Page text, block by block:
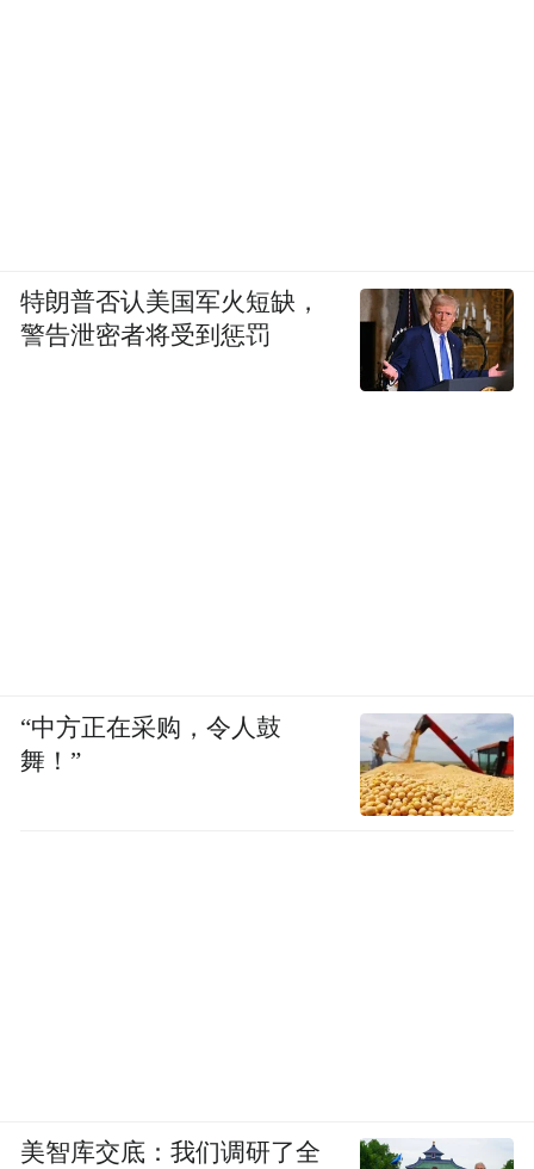
特朗普否认美国军火短缺，
警告泄密者将受到惩罚
“中方正在采购，令人鼓
舞！”
美智库交底：我们调研了全